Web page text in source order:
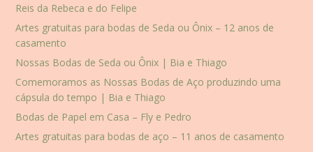
Reis da Rebeca e do Felipe
Artes gratuitas para bodas de Seda ou Ônix – 12 anos de
casamento
Nossas Bodas de Seda ou Ônix | Bia e Thiago
Comemoramos as Nossas Bodas de Aço produzindo uma
cápsula do tempo | Bia e Thiago
Bodas de Papel em Casa – Fly e Pedro
Artes gratuitas para bodas de aço – 11 anos de casamento